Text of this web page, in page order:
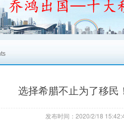
选择希腊不止为了移民
发布时间：2020/2/18